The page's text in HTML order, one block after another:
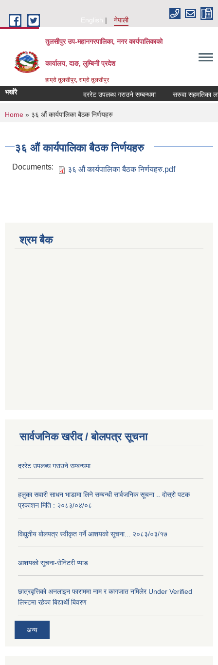
English
नेपाली
तुलसीपुर उप-महानगरपालिका, नगर कार्यपालिकाको
कार्यालय, दाङ, लुम्बिनी प्रदेश
हाम्रो तुलसीपुर, राम्रो तुलसीपुर
भर्खरै दररेट उपलब्ध गराउने सम्बन्धमा सरुवा सहमतिका
You are here
Home » ३६ औं कार्यपालिका बैठक निर्णयहरु
३६ औं कार्यपालिका बैठक निर्णयहरु
Documents: ३६ औं कार्यपालिका बैठक निर्णयहरु.pdf
श्रम बैक
सार्वजनिक खरीद / बोलपत्र सूचना
दररेट उपलब्ध गराउने सम्बन्धमा
हलुका सवारी साधन भाडामा लिने सम्बन्धी सार्वजनिक सूचना .. दोस्रो पटक
प्रकाशन मिति : २०८३/०४/०८
विद्युतीय बोलपत्र स्वीकृत गर्ने आशयको सूचना... २०८३/०३/१७
आशयको सूचना-सेनिटरी प्याड
छात्रवृत्तिको अनलाइन फाराममा नाम र कागजात नमिलेर Under Verified
लिस्टमा रहेका बिद्यार्थी बिवरण
अन्य